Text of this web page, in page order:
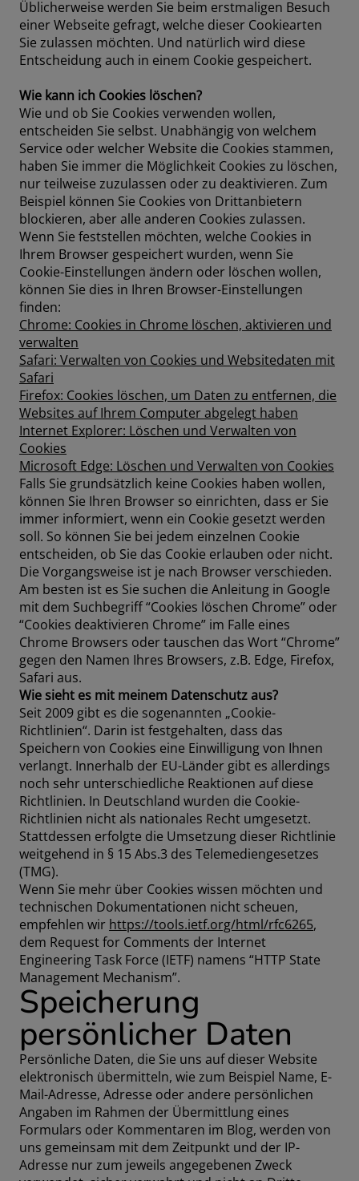
Üblicherweise werden Sie beim erstmaligen Besuch
einer Webseite gefragt, welche dieser Cookiearten
Sie zulassen möchten. Und natürlich wird diese
Entscheidung auch in einem Cookie gespeichert.
Wie kann ich Cookies löschen?
Wie und ob Sie Cookies verwenden wollen,
entscheiden Sie selbst. Unabhängig von welchem
Service oder welcher Website die Cookies stammen,
haben Sie immer die Möglichkeit Cookies zu löschen,
nur teilweise zuzulassen oder zu deaktivieren. Zum
Beispiel können Sie Cookies von Drittanbietern
blockieren, aber alle anderen Cookies zulassen.
Wenn Sie feststellen möchten, welche Cookies in
Ihrem Browser gespeichert wurden, wenn Sie
Cookie-Einstellungen ändern oder löschen wollen,
können Sie dies in Ihren Browser-Einstellungen
finden:
Chrome: Cookies in Chrome löschen, aktivieren und
verwalten
Safari: Verwalten von Cookies und Websitedaten mit
Safari
Firefox: Cookies löschen, um Daten zu entfernen, die
Websites auf Ihrem Computer abgelegt haben
Internet Explorer: Löschen und Verwalten von
Cookies
Microsoft Edge: Löschen und Verwalten von Cookies
Falls Sie grundsätzlich keine Cookies haben wollen,
können Sie Ihren Browser so einrichten, dass er Sie
immer informiert, wenn ein Cookie gesetzt werden
soll. So können Sie bei jedem einzelnen Cookie
entscheiden, ob Sie das Cookie erlauben oder nicht.
Die Vorgangsweise ist je nach Browser verschieden.
Am besten ist es Sie suchen die Anleitung in Google
mit dem Suchbegriff “Cookies löschen Chrome” oder
“Cookies deaktivieren Chrome” im Falle eines
Chrome Browsers oder tauschen das Wort “Chrome”
gegen den Namen Ihres Browsers, z.B. Edge, Firefox,
Safari aus.
Wie sieht es mit meinem Datenschutz aus?
Seit 2009 gibt es die sogenannten „Cookie-
Richtlinien“. Darin ist festgehalten, dass das
Speichern von Cookies eine Einwilligung von Ihnen
verlangt. Innerhalb der EU-Länder gibt es allerdings
noch sehr unterschiedliche Reaktionen auf diese
Richtlinien. In Deutschland wurden die Cookie-
Richtlinien nicht als nationales Recht umgesetzt.
Stattdessen erfolgte die Umsetzung dieser Richtlinie
weitgehend in § 15 Abs.3 des Telemediengesetzes
(TMG).
Wenn Sie mehr über Cookies wissen möchten und
technischen Dokumentationen nicht scheuen,
empfehlen wir https://tools.ietf.org/html/rfc6265,
dem Request for Comments der Internet
Engineering Task Force (IETF) namens “HTTP State
Management Mechanism”.
Speicherung
persönlicher Daten
Persönliche Daten, die Sie uns auf dieser Website
elektronisch übermitteln, wie zum Beispiel Name, E-
Mail-Adresse, Adresse oder andere persönlichen
Angaben im Rahmen der Übermittlung eines
Formulars oder Kommentaren im Blog, werden von
uns gemeinsam mit dem Zeitpunkt und der IP-
Adresse nur zum jeweils angegebenen Zweck